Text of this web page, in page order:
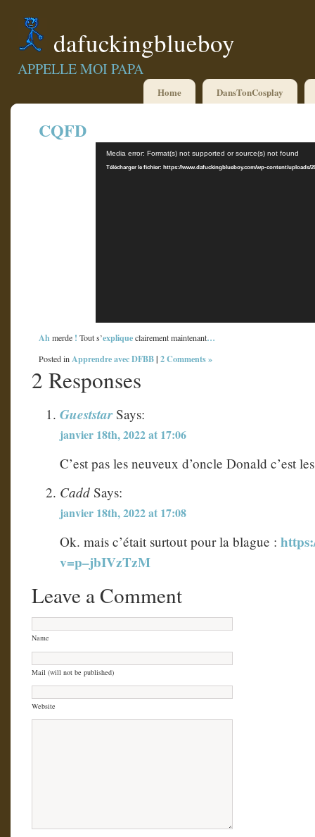
dafuckingblueboy
APPELLE MOI PAPA
Home DansTonCosplay
CQFD
vidéo
Media error: Format(s) not supported or source(s) not found
Télécharger le fichier: https://www.dafuckingblueboy.com/wp-content/uploads/
Ahmerde ! Tout s’expliqueclairement maintenant…
Posted inApprendre avec DFBB| 2 Comments »
2 Responses
GueststarSays:
janvier 18th, 2022 at 17:06
C’est pas les neuveux d’oncle Donald c’est
Cadd Says:
janvier 18th, 2022 at 17:08
Ok. mais c’était surtout pour la blague :
v=p–jbIVzTzM
Leave a Comment
Name
Mail (will not be published)
Website